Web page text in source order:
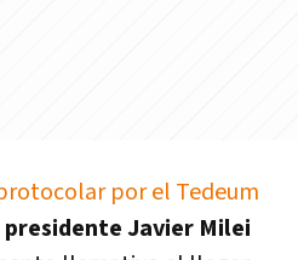
por el Tedeum
presidente Javier Milei